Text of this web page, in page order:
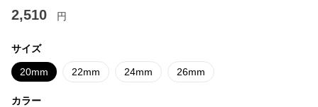
2,510 円
サイズ
20mm 22mm 24mm 26mm
カラー